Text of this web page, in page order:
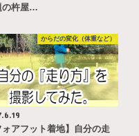
の杵屋…
からだの変化（体重など）
ォアフット着地】自分の走